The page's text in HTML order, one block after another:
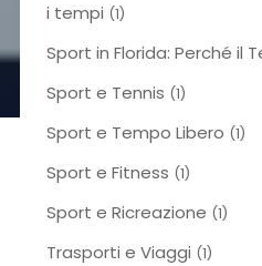
i tempi (1)
Sport in Florida: Perché il
Sport e Tennis (1)
Sport e Tempo Libero (1)
Sport e Fitness (1)
Sport e Ricreazione (1)
Trasporti e Viaggi (1)